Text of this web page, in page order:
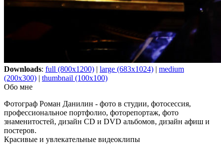
Downloads: full (800x1200) | large (683x1024) | medium
(200x300) | thumbnail (100x100)
Обо мне
Фотограф Роман Данилин - фото в студии, фотосессия,
профессиональное портфолио, фоторепортаж, фото
знаменитостей, дизайн CD и DVD альбомов, дизайн афиш и
постеров.
Красивые и увлекательные видеоклипы